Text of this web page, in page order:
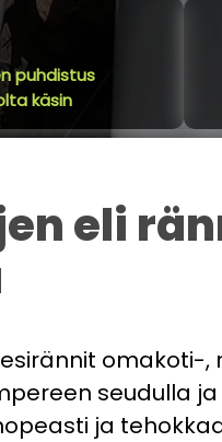
puhdistus
käsin
eli
omakoti-,
seudulla
ja